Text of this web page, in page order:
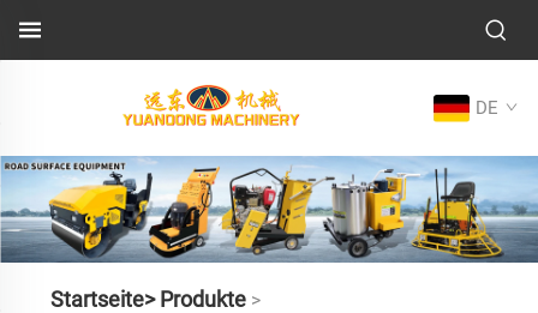
DE
Startseite> Produkte>